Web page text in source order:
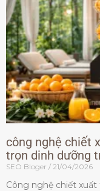
công nghệ chiết
trọn dinh dưỡng
SEO Bloger 21/04/2026
Công nghệ chiết